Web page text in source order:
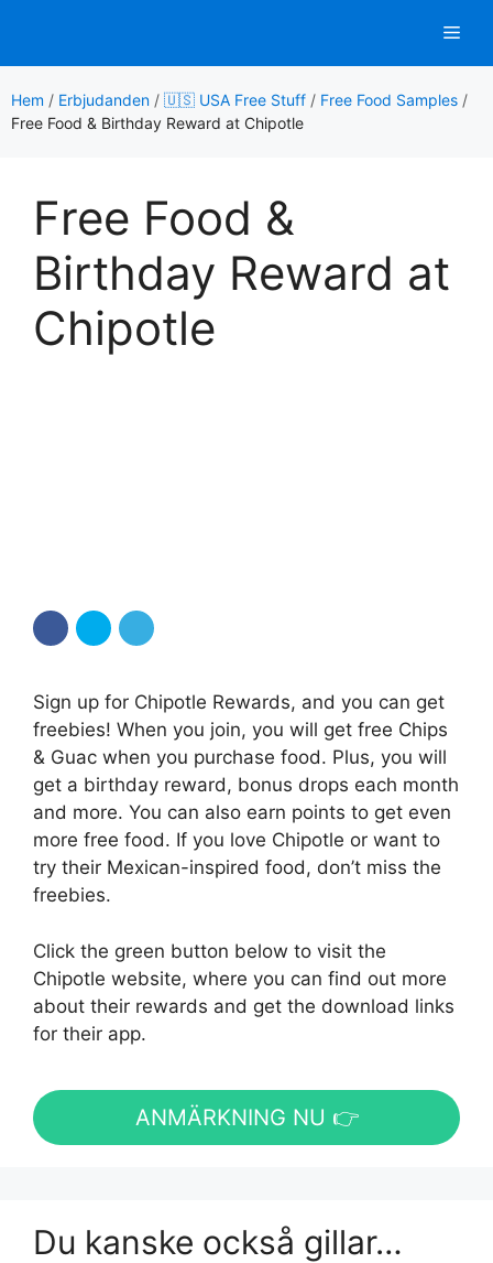
innehåll
Hem / Erbjudanden / 🇺🇸 USA Free Stuff / Free Food Samples /
Free Food & Birthday Reward at Chipotle
Free Food &
Birthday Reward at
Chipotle
Sign up for Chipotle Rewards, and you can get
freebies! When you join, you will get free Chips
& Guac when you purchase food. Plus, you will
get a birthday reward, bonus drops each month
and more. You can also earn points to get even
more free food. If you love Chipotle or want to
try their Mexican-inspired food, don’t miss the
freebies.
Click the green button below to visit the
Chipotle website, where you can find out more
about their rewards and get the download links
for their app.
ANMÄRKNING NU 👉
Du kanske också gillar…